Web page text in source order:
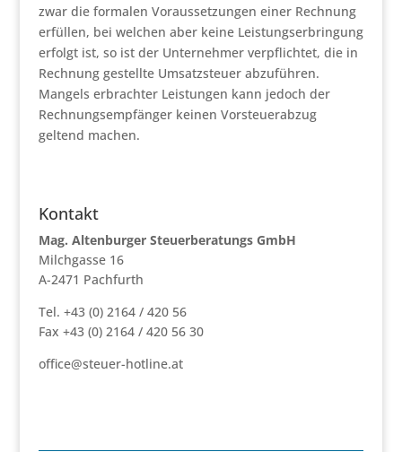
zwar die formalen Voraussetzungen einer Rechnung
erfüllen, bei welchen aber keine Leistungserbringung
erfolgt ist, so ist der Unternehmer verpflichtet, die in
Rechnung gestellte Umsatzsteuer abzuführen.
Mangels erbrachter Leistungen kann jedoch der
Rechnungsempfänger keinen Vorsteuerabzug
geltend machen.
Kontakt
Mag. Altenburger Steuerberatungs GmbH
Milchgasse 16
A-2471 Pachfurth
Tel. +43 (0) 2164 / 420 56
Fax +43 (0) 2164 / 420 56 30
office@steuer-hotline.at